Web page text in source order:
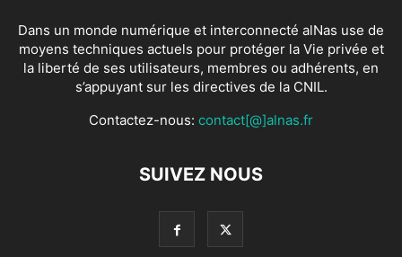
Dans un monde numérique et interconnecté alNas use de
moyens techniques actuels pour protéger la Vie privée et
la liberté de ses utilisateurs, membres ou adhérents, en
s’appuyant sur les directives de la CNIL.
Contactez-nous: contact[@]alnas.fr
SUIVEZ NOUS